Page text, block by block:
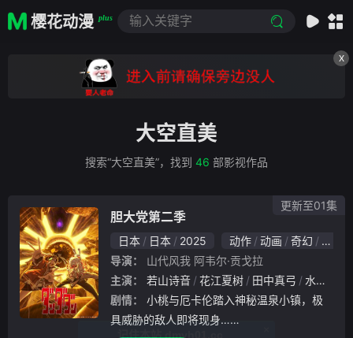
樱花动漫 plus
X
大空直美
搜索“大空直美”，找到 46 部影视作品
胆大党第二季
日本 日本 2025 动作 动画 奇幻
日本
导演：
山代风我 阿韦尔·贡戈拉
主演：
若山诗音 花江夏树 田中真弓
水树奈奈
剧情：
具威胁的敌人即将现身……
更新至01集